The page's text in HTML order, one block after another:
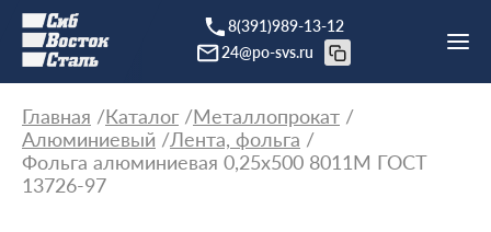
8(391)989-13-12
24@po-svs.ru
Главная Каталог
Металлопрокат
Алюминиевый
Лента, фольга
Фольга алюминиевая 0,25х500 8011М ГОСТ
13726-97